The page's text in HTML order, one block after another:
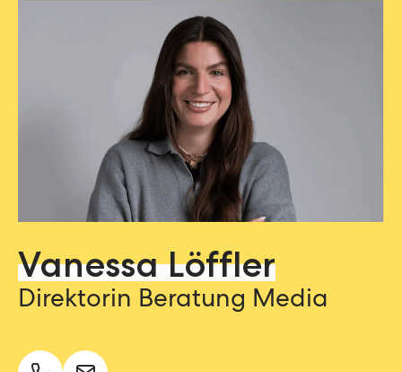
Vanessa Löffler
Direktorin Beratung Media